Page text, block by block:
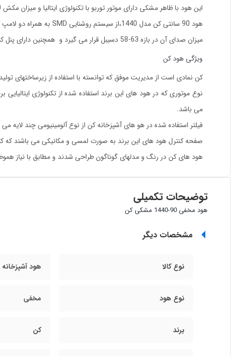
این هود با ظاهر مشکی دارای موتور توربو با تکنولوژی ایتالیا و میزان مکش 700 متر مکعب برساعت است.
هود 90 سانتی کن مدل 1440،از سیستم روشنایی SMD به همراه دو لامپ کم مصرف بهره می برد.
میزان صدای آن در بازه 63-58 دسیبل قرار می گیرد و همچنین دارای پنل کنترل فشاری است.
ویژگی هود کن
کن نمادی است از مدیریت موفق که توانسته با استفاده از زیرساختهای
نوع موتوری که در هود های این برند استفاده شده از تکنولوژی
می باشد.
فیلتر استفاده شده در هو های آشپزخانه کن از نوع آلومینیومی چند
صفحه کنترل هود های این برند به صورت لمسی و مکانیکی می باشند که
هود های کن در رنگ و مدلهای گوناگون طراحی شدند و مطابق با نیاز
توضیحات تکمیلی
هود مخفی 90-1440 مشکی کن
مشخصات دیگر
نوع کالا هود آشپزخانه
نوع هود مخفی
برند کن